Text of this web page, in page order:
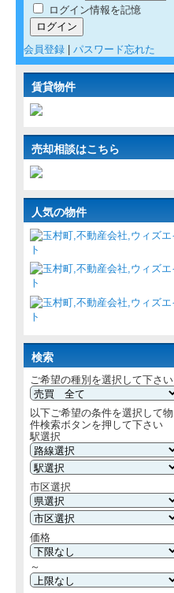
ログイン情報を記憶
会員登録 | パスワード忘れた
賃貸物件
売却相談はこちら
人気の物件
検索
ご希望の種別を選択して下さい
以下ご希望の条件を選択して物
件検索ボタンを押して下さい
駅選択
市区選択
価格
～